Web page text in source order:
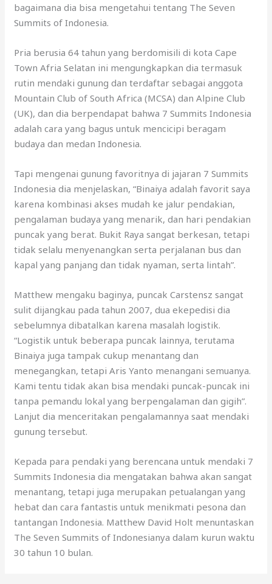
bagaimana dia bisa mengetahui tentang The Seven
Summits of Indonesia.
Pria berusia 64 tahun yang berdomisili di kota Cape
Town Afria Selatan ini mengungkapkan dia termasuk
rutin mendaki gunung dan terdaftar sebagai anggota
Mountain Club of South Africa (MCSA) dan Alpine Club
(UK), dan dia berpendapat bahwa 7 Summits Indonesia
adalah cara yang bagus untuk mencicipi beragam
budaya dan medan Indonesia.
Tapi mengenai gunung favoritnya di jajaran 7 Summits
Indonesia dia menjelaskan, “Binaiya adalah favorit saya
karena kombinasi akses mudah ke jalur pendakian,
pengalaman budaya yang menarik, dan hari pendakian
puncak yang berat. Bukit Raya sangat berkesan, tetapi
tidak selalu menyenangkan serta perjalanan bus dan
kapal yang panjang dan tidak nyaman, serta lintah”.
Matthew mengaku baginya, puncak Carstensz sangat
sulit dijangkau pada tahun 2007, dua ekepedisi dia
sebelumnya dibatalkan karena masalah logistik.
“Logistik untuk beberapa puncak lainnya, terutama
Binaiya juga tampak cukup menantang dan
menegangkan, tetapi Aris Yanto menangani semuanya.
Kami tentu tidak akan bisa mendaki puncak-puncak ini
tanpa pemandu lokal yang berpengalaman dan gigih”.
Lanjut dia menceritakan pengalamannya saat mendaki
gunung tersebut.
Kepada para pendaki yang berencana untuk mendaki 7
Summits Indonesia dia mengatakan bahwa akan sangat
menantang, tetapi juga merupakan petualangan yang
hebat dan cara fantastis untuk menikmati pesona dan
tantangan Indonesia. Matthew David Holt menuntaskan
The Seven Summits of Indonesianya dalam kurun waktu
30 tahun 10 bulan.